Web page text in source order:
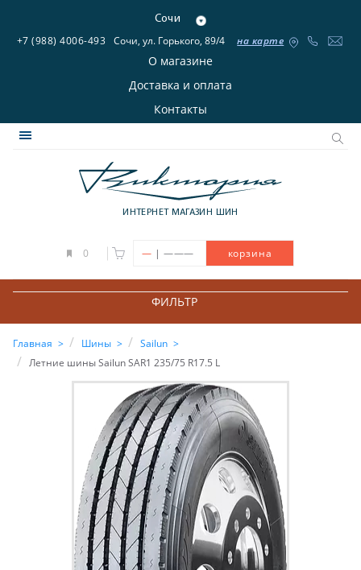
Сочи
+7 (988) 4006-493 Сочи, ул. Горького, 89/4 на карте
О магазине
Доставка и оплата
Контакты
ИНТЕРНЕТ МАГАЗИН ШИН
0 — | ——— корзина
ФИЛЬТР
Главная Шины
Sailun
Летние шины Sailun SAR1 235/75 R17.5 L